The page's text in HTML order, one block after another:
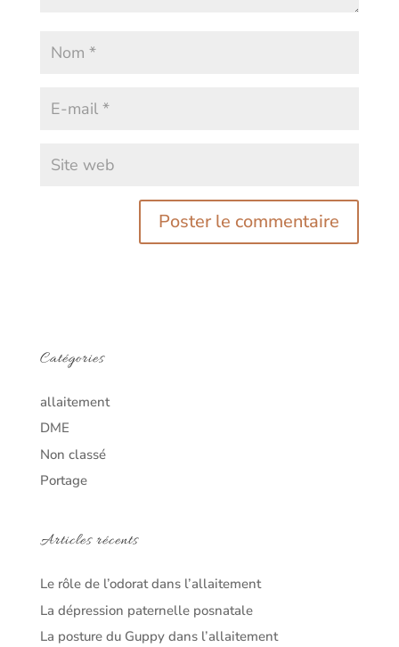
Catégories
allaitement
DME
Non classé
Portage
Articles récents
Le rôle de l’odorat dans l’allaitement
La dépression paternelle posnatale
La posture du Guppy dans l’allaitement